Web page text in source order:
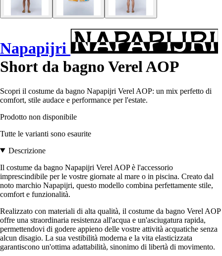
Napapijri
Short da bagno Verel AOP
Scopri il costume da bagno Napapijri Verel AOP: un mix perfetto di
comfort, stile audace e performance per l'estate.
Prodotto non disponibile
Tutte le varianti sono esaurite
Descrizione
Il costume da bagno Napapijri Verel AOP è l'accessorio
imprescindibile per le vostre giornate al mare o in piscina. Creato dal
noto marchio Napapijri, questo modello combina perfettamente stile,
comfort e funzionalità.
Realizzato con materiali di alta qualità, il costume da bagno Verel AOP
offre una straordinaria resistenza all'acqua e un'asciugatura rapida,
permettendovi di godere appieno delle vostre attività acquatiche senza
alcun disagio. La sua vestibilità moderna e la vita elasticizzata
garantiscono un'ottima adattabilità, sinonimo di libertà di movimento.